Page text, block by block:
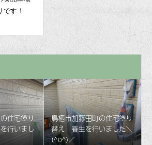
す！
住宅塗り
行いまし
鳥栖市加藤田町の住宅塗り
替え 養生を行いました＼
(^o^)／